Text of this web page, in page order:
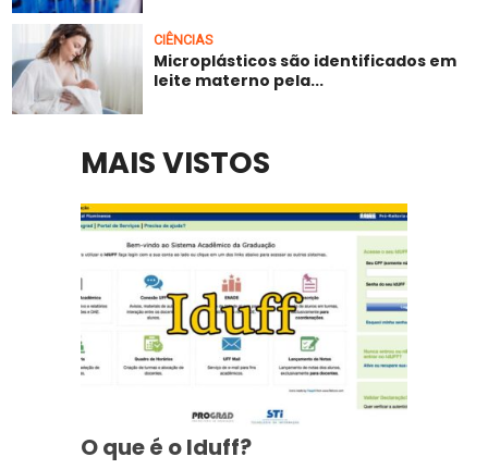
CIÊNCIAS
Microplásticos são identificados em
leite materno pela...
MAIS VISTOS
O que é o Iduff?